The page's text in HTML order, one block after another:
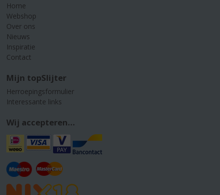
Home
Webshop
Over ons
Nieuws
Inspiratie
Contact
Mijn topSlijter
Herroepingsformulier
Interessante links
Wij accepteren...